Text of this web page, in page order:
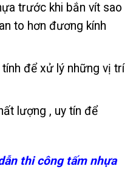
trước khi bắn vít sao
to hơn đương kính
để xử lý những vị trí
lượng , uy tín để
thi công tấm nhựa